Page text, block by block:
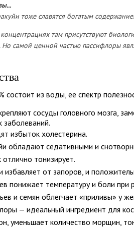
тоже славятся богатым
там присутствуют
Но самой ценной частью пассифлоры
состоит из воды, ее спектр
сосуды головного мозга,
заболеваний.
избыток холестерина.
обладают седативными и
тонизирует.
избавляет от запоров, и
понижает температуру и боли при
и семян облегчает «приливы» у
— идеальный ингредиент для
уменьшает количество морщин,